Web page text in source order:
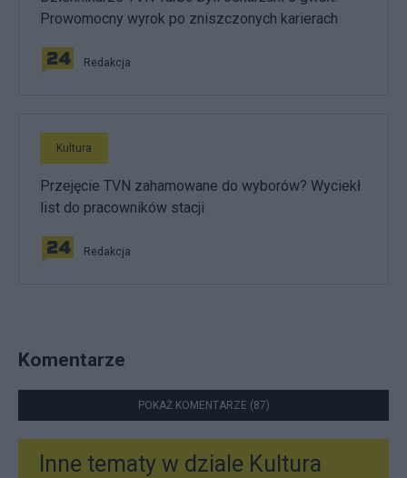
Prowomocny wyrok po zniszczonych karierach
Redakcja
Kultura
Przejęcie TVN zahamowane do wyborów? Wyciekł
list do pracowników stacji
Redakcja
Komentarze
POKAŻ KOMENTARZE (87)
Inne tematy w dziale Kultura